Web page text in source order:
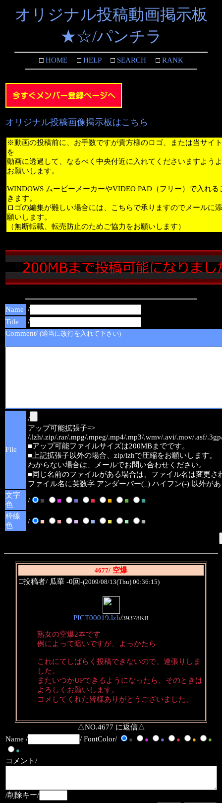
オリジナル投稿動画掲示板
★☆/パンチラ
□HOME□HELP□SEARCH□RANK
オリジナル投稿画像掲示板はこちら
※動画の投稿前に、お手数ですが貴方様のロゴ、または当サイ
を
動画に透過して、なるべく中央付近に入れてくださいますよう
お願いします。
WINDOWS ムービーメーカーやVIDEO PAD（フリー）で入れる
きます。
ロゴの編集が難しい場合には、こちらで承りますのでメールに
願いします。
（無断転載、転売防止のためご協力をお願いします）
Name /
Title
/
Comment/ (適当に改行を入れて下さい)
File
/
アップ可能拡張子=>
/.lzh/.zip/.rar/.mpg/.mpeg/.mp4/.mp3/.wmv/.avi/.mov/.asf/
■アップ可能ファイルサイズは200MBまでです。
■上記拡張子以外の場合、zip/lzhで圧縮をお願いします。
わからない場合は、メールでお問い合わせください。
■同じ名前のファイルがある場合は、ファイル名は変更さ
ファイル名に英数字 アンダーバー(_) ハイフン(-) 以外が
文字
色
/ ■ ■ ■ ■ ■ ■
■
枠線
色
/ ■ ■ ■ ■ ■ ■ ■
4677/ 空爆
□投稿者/ 瓜華 -0回-(2009/08/13(Thu) 00:36:15)
PICT00019.lzh/39378KB
熟女の空爆2本です
例によって暗いですが、よっかたら
これにてしばらく投稿できないので、連張りしま
した。
またいつかUPできるようになったら、そのときは
よろしくお願いします。
コメしてくれた皆様ありがとうございました。
△NO.4677 に返信△
Name /
/ FontColor/ ● ● ● ● ●
●
●
コメント/
/削除キー/